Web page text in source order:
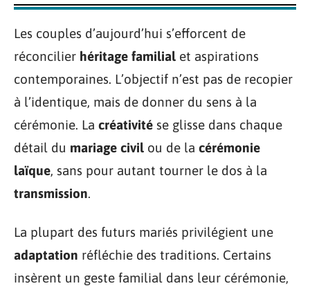
Les couples d’aujourd’hui s’efforcent de
réconcilier héritage familial et aspirations
contemporaines. L’objectif n’est pas de recopier
à l’identique, mais de donner du sens à la
cérémonie. La créativité se glisse dans chaque
détail du mariage civil ou de la cérémonie
laïque, sans pour autant tourner le dos à la
transmission.
La plupart des futurs mariés privilégient une
adaptation réfléchie des traditions. Certains
insèrent un geste familial dans leur cérémonie,